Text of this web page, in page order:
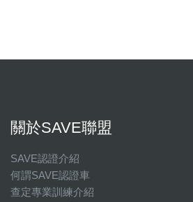
關於SAVE聯盟
SAVE認證介紹
何謂SAVE認證車
查定專業訓練介紹